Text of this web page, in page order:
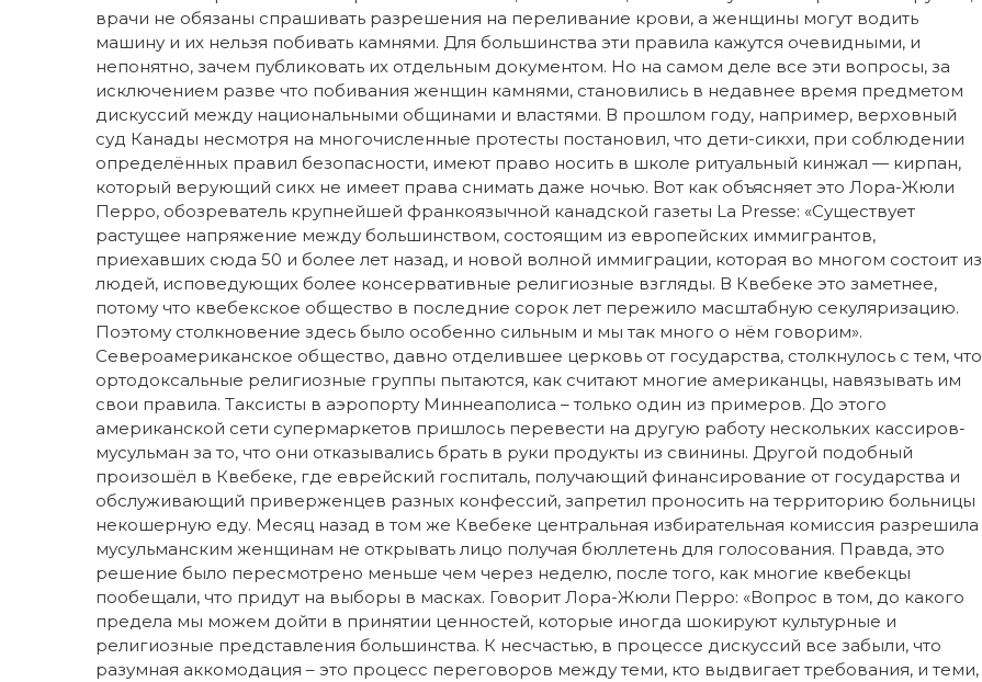
врачи не обязаны спрашивать разрешения на переливание крови, а женщины могут водить
машину и их нельзя побивать камнями. Для большинства эти правила кажутся очевидными, и
непонятно, зачем публиковать их отдельным документом. Но на самом деле все эти вопросы, за
исключением разве что побивания женщин камнями, становились в недавнее время предметом
дискуссий между национальными общинами и властями. В прошлом году, например, верховный
суд Канады несмотря на многочисленные протесты постановил, что дети-сикхи, при соблюдении
определённых правил безопасности, имеют право носить в школе ритуальный кинжал — кирпан,
который верующий сикх не имеет права снимать даже ночью. Вот как объясняет это Лора-Жюли
Перро, обозреватель крупнейшей франкоязычной канадской газеты La Presse: «Существует
растущее напряжение между большинством, состоящим из европейских иммигрантов,
приехавших сюда 50 и более лет назад, и новой волной иммиграции, которая во многом состоит из
людей, исповедующих более консервативные религиозные взгляды. В Квебеке это заметнее,
потому что квебекское общество в последние сорок лет пережило масштабную секуляризацию.
Поэтому столкновение здесь было особенно сильным и мы так много о нём говорим».
Североамериканское общество, давно отделившее церковь от государства, столкнулось с тем, что
ортодоксальные религиозные группы пытаются, как считают многие американцы, навязывать им
свои правила. Таксисты в аэропорту Миннеаполиса – только один из примеров. До этого
американской сети супермаркетов пришлось перевести на другую работу нескольких кассиров-
мусульман за то, что они отказывались брать в руки продукты из свинины. Другой подобный
произошёл в Квебеке, где еврейский госпиталь, получающий финансирование от государства и
обслуживающий приверженцев разных конфессий, запретил проносить на территорию больницы
некошерную еду. Месяц назад в том же Квебеке центральная избирательная комиссия разрешила
мусульманским женщинам не открывать лицо получая бюллетень для голосования. Правда, это
решение было пересмотрено меньше чем через неделю, после того, как многие квебекцы
пообещали, что придут на выборы в масках. Говорит Лора-Жюли Перро: «Вопрос в том, до какого
предела мы можем дойти в принятии ценностей, которые иногда шокируют культурные и
религиозные представления большинства. К несчастью, в процессе дискуссий все забыли, что
разумная аккомодация – это процесс переговоров между теми, кто выдвигает требования, и теми,